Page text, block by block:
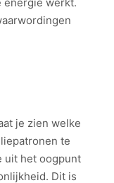
energie werkt.
je zien welke
te
uit het oogpunt
Dit is